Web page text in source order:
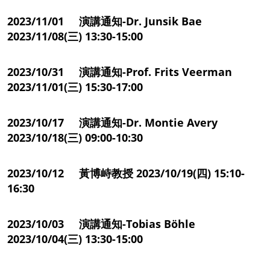
2023/11/01 演講通知-Dr. Junsik Bae
2023/11/08(三) 13:30-15:00
2023/10/31 演講通知-Prof. Frits Veerman
2023/11/01(三) 15:30-17:00
2023/10/17 演講通知-Dr. Montie Avery
2023/10/18(三) 09:00-10:30
2023/10/12 黃博峙教授 2023/10/19(四) 15:10-
16:30
2023/10/03 演講通知-Tobias Böhle
2023/10/04(三) 13:30-15:00